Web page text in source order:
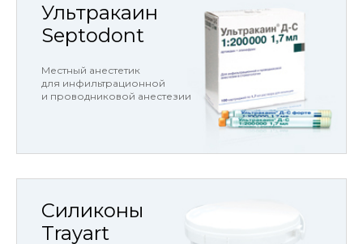
Ультракаин
Septodont
Местный анестетик
для инфильтрационной
и проводниковой анестезии
Силиконы
Trayart